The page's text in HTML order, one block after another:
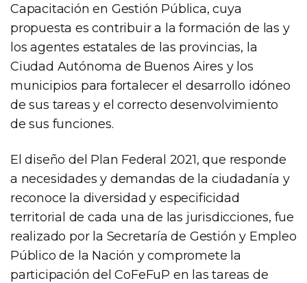
Capacitación en Gestión Pública, cuya
propuesta es contribuir a la formación de las y
los agentes estatales de las provincias, la
Ciudad Autónoma de Buenos Aires y los
municipios para fortalecer el desarrollo idóneo
de sus tareas y el correcto desenvolvimiento
de sus funciones.
El diseño del Plan Federal 2021, que responde
a necesidades y demandas de la ciudadanía y
reconoce la diversidad y especificidad
territorial de cada una de las jurisdicciones, fue
realizado por la Secretaría de Gestión y Empleo
Público de la Nación y compromete la
participación del CoFeFuP en las tareas de